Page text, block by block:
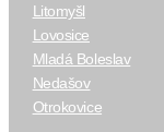
Litomyšl
Lovosice
Mladá Boleslav
Nedašov
Otrokovice